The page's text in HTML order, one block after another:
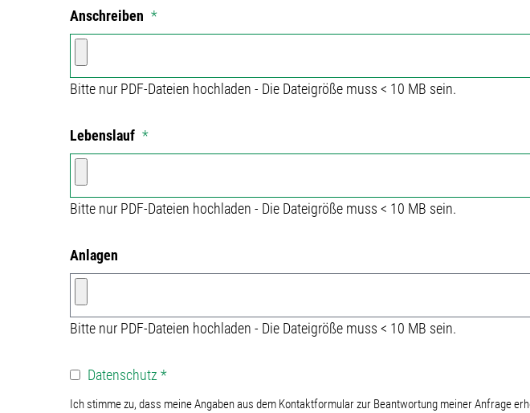
Anschreiben *
Bitte nur PDF-Dateien hochladen - Die Dateigröße muss < 10 MB sein.
Lebenslauf *
Bitte nur PDF-Dateien hochladen - Die Dateigröße muss < 10 MB sein.
Anlagen
Bitte nur PDF-Dateien hochladen - Die Dateigröße muss < 10 MB sein.
Datenschutz *
Ich stimme zu, dass meine Angaben aus dem Kontaktformular zur Beantwortung meiner Anfrage